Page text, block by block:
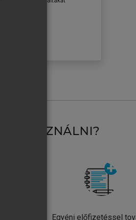
HASZNÁLNI?
Egyéni előfizetéssel